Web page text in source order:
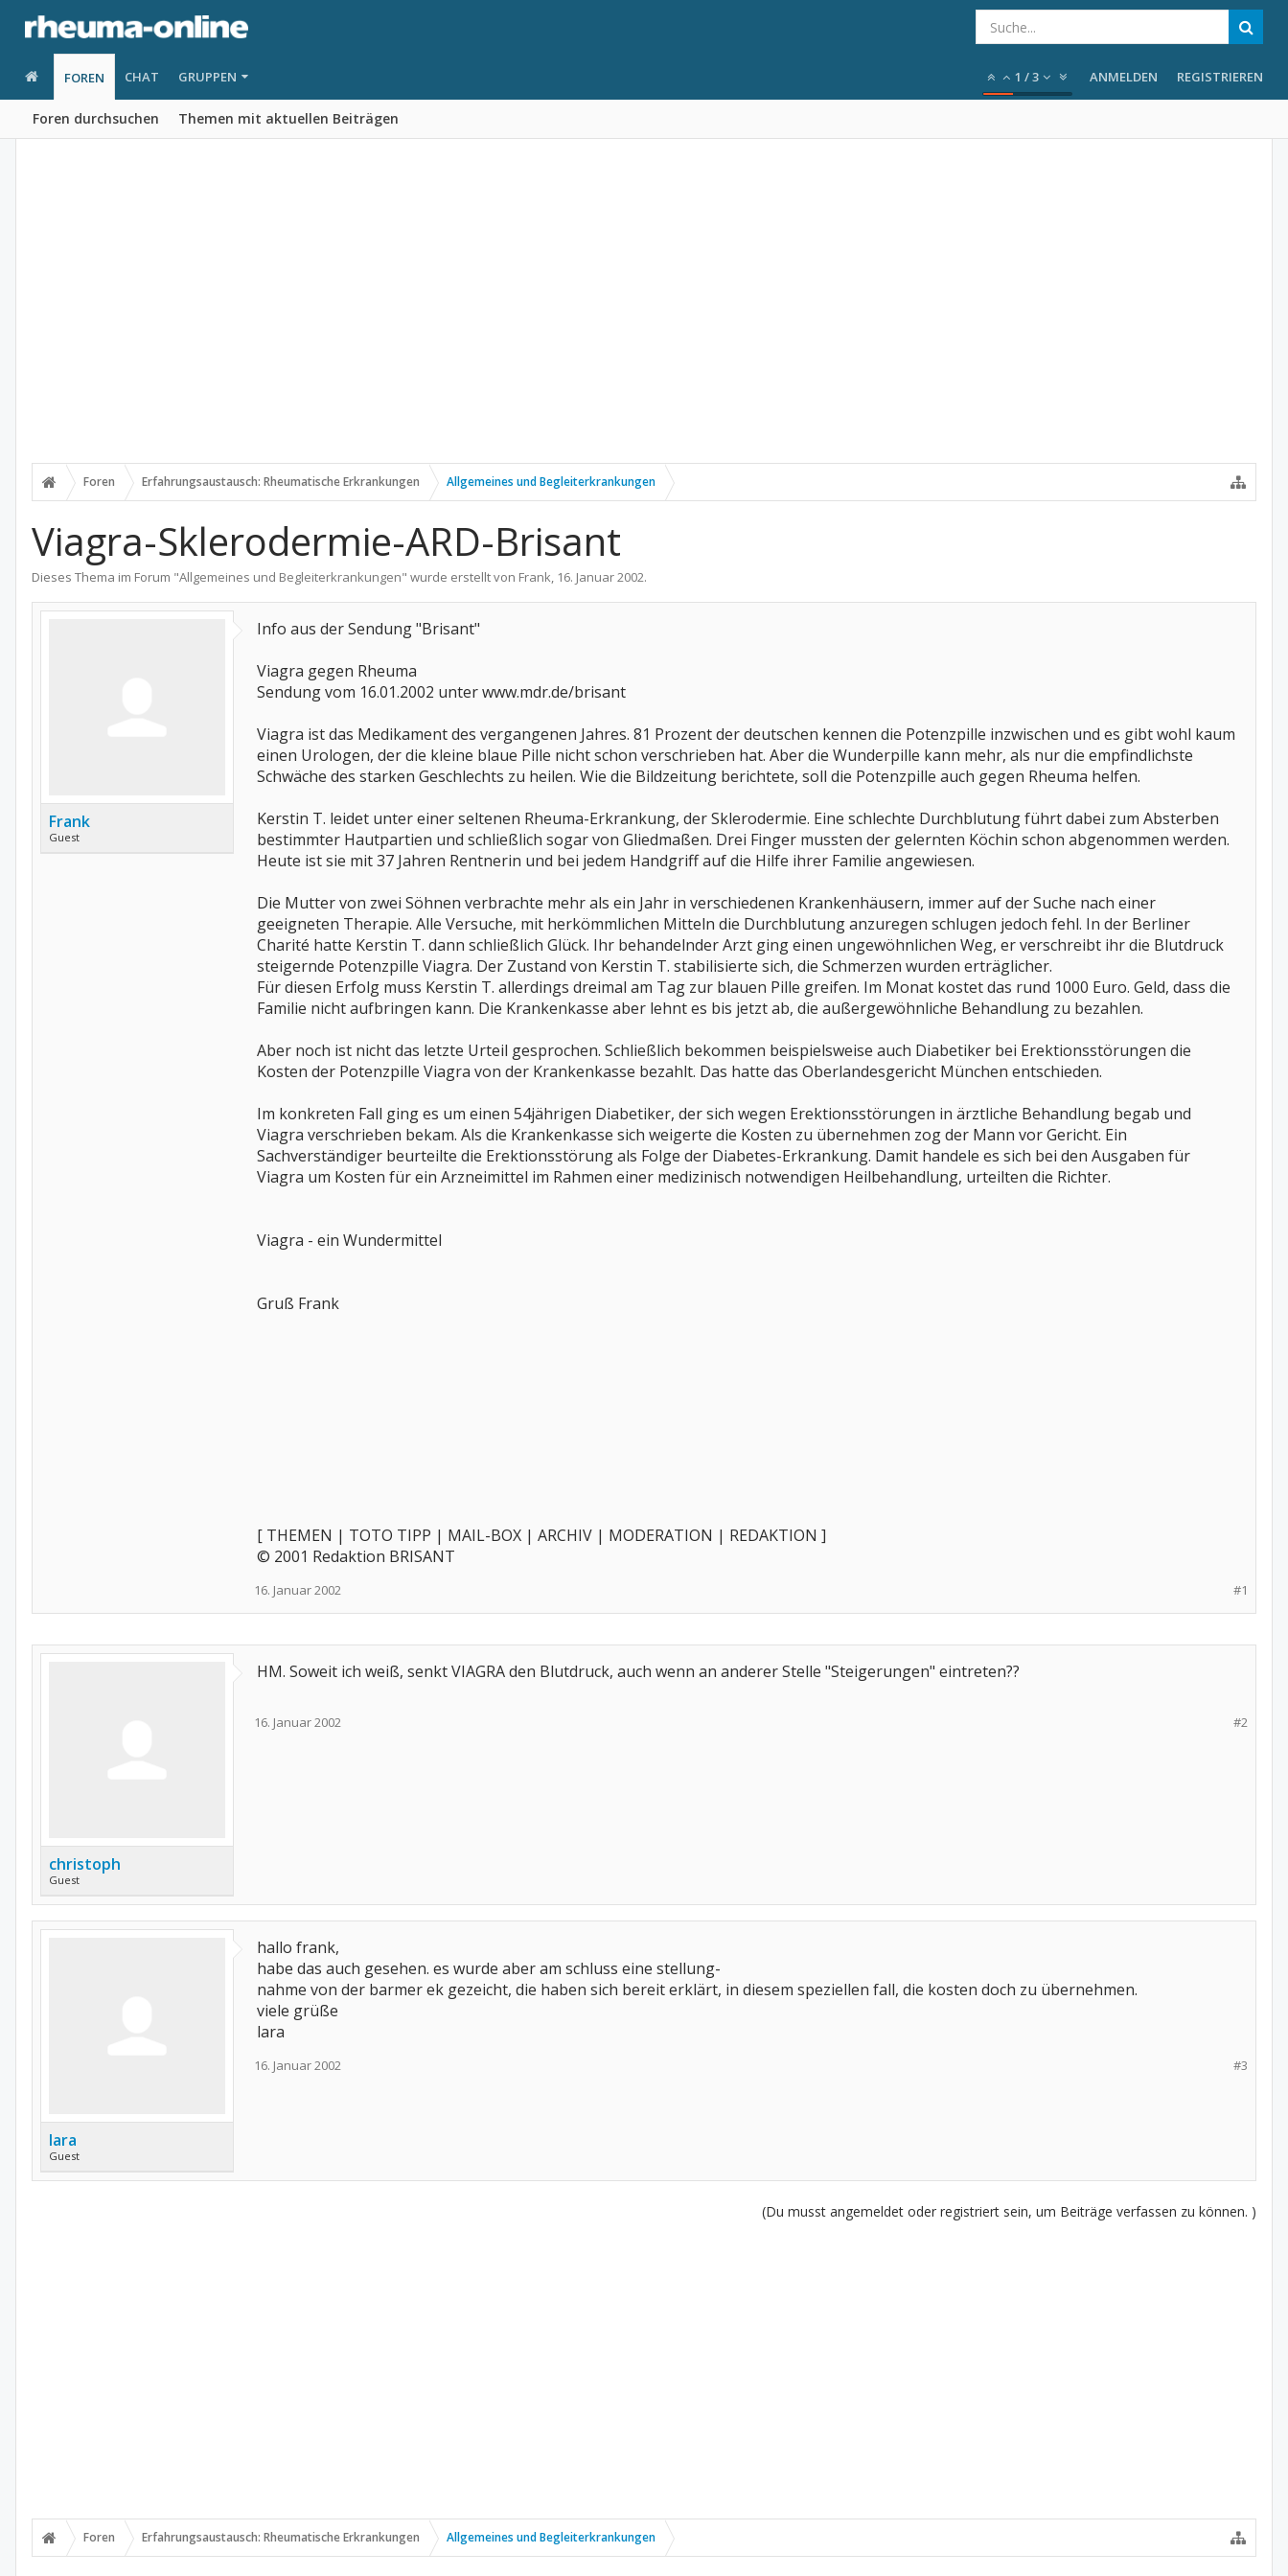
FOREN
Foren durchsuchen Themen mit aktuellen Beiträgen
CHAT GRUPPEN 1 /3 ANMELDEN REGISTRIEREN
Foren Erfahrungsaustausch: Rheumatische Erkrankungen Allgemeines und Begleiterkrankungen
Viagra-Sklerodermie-ARD-Brisant
Dieses Thema im Forum "Allgemeines und Begleiterkrankungen" wurde erstellt von Frank, 16. Januar 2002.
Frank
Guest
Info aus der Sendung "Brisant"
Viagra gegen Rheuma
Sendung vom 16.01.2002 unter www.mdr.de/brisant
Viagra ist das Medikament des vergangenen Jahres. 81 Prozent der deutschen kennen die Potenzpille inzwischen und es gibt wohl kaum
einen Urologen, der die kleine blaue Pille nicht schon verschrieben hat. Aber die Wunderpille kann mehr, als nur die empfindlichste
Schwäche des starken Geschlechts zu heilen. Wie die Bildzeitung berichtete, soll die Potenzpille auch gegen Rheuma helfen.
Kerstin T. leidet unter einer seltenen Rheuma-Erkrankung, der Sklerodermie. Eine schlechte Durchblutung führt dabei zum Absterben
bestimmter Hautpartien und schließlich sogar von Gliedmaßen. Drei Finger mussten der gelernten Köchin schon abgenommen werden.
Heute ist sie mit 37 Jahren Rentnerin und bei jedem Handgriff auf die Hilfe ihrer Familie angewiesen.
Die Mutter von zwei Söhnen verbrachte mehr als ein Jahr in verschiedenen Krankenhäusern, immer auf der Suche nach einer
geeigneten Therapie. Alle Versuche, mit herkömmlichen Mitteln die Durchblutung anzuregen schlugen jedoch fehl. In der Berliner
Charité hatte Kerstin T. dann schließlich Glück. Ihr behandelnder Arzt ging einen ungewöhnlichen Weg, er verschreibt ihr die Blutdruck
steigernde Potenzpille Viagra. Der Zustand von Kerstin T. stabilisierte sich, die Schmerzen wurden erträglicher.
Für diesen Erfolg muss Kerstin T. allerdings dreimal am Tag zur blauen Pille greifen. Im Monat kostet das rund 1000 Euro. Geld, dass die
Familie nicht aufbringen kann. Die Krankenkasse aber lehnt es bis jetzt ab, die außergewöhnliche Behandlung zu bezahlen.
Aber noch ist nicht das letzte Urteil gesprochen. Schließlich bekommen beispielsweise auch Diabetiker bei Erektionsstörungen die
Kosten der Potenzpille Viagra von der Krankenkasse bezahlt. Das hatte das Oberlandesgericht München entschieden.
Im konkreten Fall ging es um einen 54jährigen Diabetiker, der sich wegen Erektionsstörungen in ärztliche Behandlung begab und
Viagra verschrieben bekam. Als die Krankenkasse sich weigerte die Kosten zu übernehmen zog der Mann vor Gericht. Ein
Sachverständiger beurteilte die Erektionsstörung als Folge der Diabetes-Erkrankung. Damit handele es sich bei den Ausgaben für
Viagra um Kosten für ein Arzneimittel im Rahmen einer medizinisch notwendigen Heilbehandlung, urteilten die Richter.
Viagra - ein Wundermittel
Gruß Frank
[ THEMEN | TOTO TIPP | MAIL-BOX | ARCHIV | MODERATION | REDAKTION ]
© 2001 Redaktion BRISANT
#1
16. Januar 2002
christoph
Guest
HM. Soweit ich weiß, senkt VIAGRA den Blutdruck, auch wenn an anderer Stelle "Steigerungen" eintreten??
#2
16. Januar 2002
lara
Guest
hallo frank,
habe das auch gesehen. es wurde aber am schluss eine stellung-
nahme von der barmer ek gezeicht, die haben sich bereit erklärt, in diesem speziellen fall, die kosten doch zu übernehmen.
viele grüße
lara
#3
16. Januar 2002
(Du musst angemeldet oder registriert sein, um Beiträge verfassen zu können. )
Foren Erfahrungsaustausch: Rheumatische Erkrankungen Allgemeines und Begleiterkrankungen